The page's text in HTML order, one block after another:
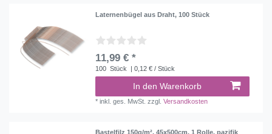
Laternenbügel aus Draht, 100 Stück
11,99 € *
100 Stück | 0,12 € / Stück
In den Warenkorb
*inkl. ges. MwSt. zzgl.Versandkosten
Bastelfilz 150g/m², 45x500cm, 1 Rolle, pazifik